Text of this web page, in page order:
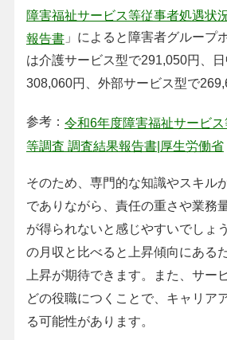
障害福祉サービス等従事者処遇状
報告書」によると障害者グループ
は介護サービス型で291,050円、
308,060円、外部サービス型で
参考： 令和6年度障害福祉サービ
等調査 調査結果報告書|厚生労働省
そのため、専門的な知識やスキル
でありながら、責任の重さや業務
が得られないと感じやすいでしょ
の月収と比べると上昇傾向にある
上昇が期待できます。また、サー
どの役職につくことで、キャリア
る可能性があります。